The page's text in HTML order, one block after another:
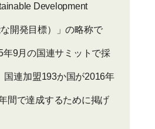
Development
開発目標）」の略称で
年9月の国連サミットで採
国連加盟193か国が2016年
間で達成するために掲げ